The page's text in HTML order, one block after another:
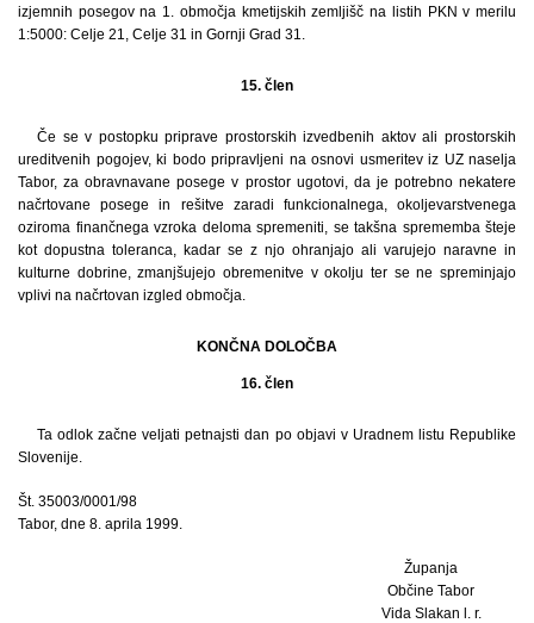
izjemnih posegov na 1. območja kmetijskih zemljišč na listih PKN v merilu
1:5000: Celje 21, Celje 31 in Gornji Grad 31.
15. člen
Če se v postopku priprave prostorskih izvedbenih aktov ali prostorskih
ureditvenih pogojev, ki bodo pripravljeni na osnovi usmeritev iz UZ naselja
Tabor, za obravnavane posege v prostor ugotovi, da je potrebno nekatere
načrtovane posege in rešitve zaradi funkcionalnega, okoljevarstvenega
oziroma finančnega vzroka deloma spremeniti, se takšna sprememba šteje
kot dopustna toleranca, kadar se z njo ohranjajo ali varujejo naravne in
kulturne dobrine, zmanjšujejo obremenitve v okolju ter se ne spreminjajo
vplivi na načrtovan izgled območja.
KONČNA DOLOČBA
16. člen
Ta odlok začne veljati petnajsti dan po objavi v Uradnem listu Republike
Slovenije.
Št. 35003/0001/98
Tabor, dne 8. aprila 1999.
Županja
Občine Tabor
Vida Slakan l. r.